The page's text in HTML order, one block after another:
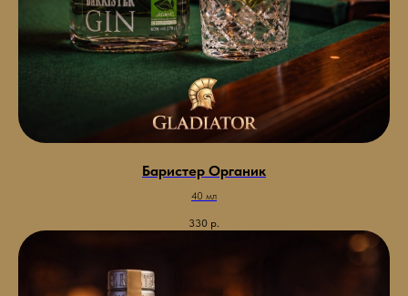
Баристер Органик
40 мл
330 р.